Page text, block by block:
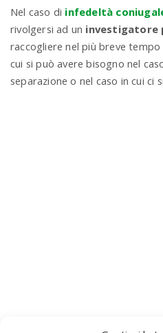
Nel caso di infedeltà
rivolgersi ad un investigatore
raccogliere nel più breve
cui si può avere bisogno nel
separazione o nel caso in cui ci